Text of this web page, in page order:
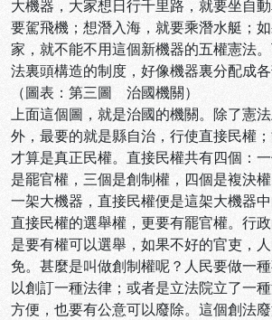
大機器，大家想日行千里路，就要坐自
要駕飛機；想潛入海，就要乘潛水艇；
家，就不能不用這個新機器的五權憲法
法裏頭構造的制度，好像機器裏分配成各
（圖表：第三圖 治國機關）
上面這個圖，就是治國的機關。除了憲
外，最要的就是縣自治，行使直接民權
才算是真正民權。直接民權共有四個：
是罷官權，三個是創制權，四個是複決
一架大機器，直接民權便是這架大機器
直接民權的選舉權，更要有罷官權。行
是要有權可以選舉，如果不好的官吏，
免。甚麼是叫做創制權呢？人民要做一
以創訂一種法律；或者是立法院立了一
方便，也要有公意可以廢除。這個創法